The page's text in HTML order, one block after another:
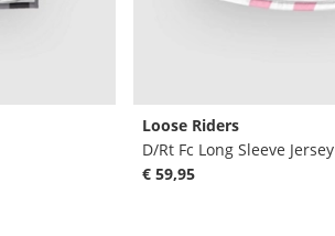
Loose Riders
D/Rt Fc Long Sleeve Jersey
€ 59,95